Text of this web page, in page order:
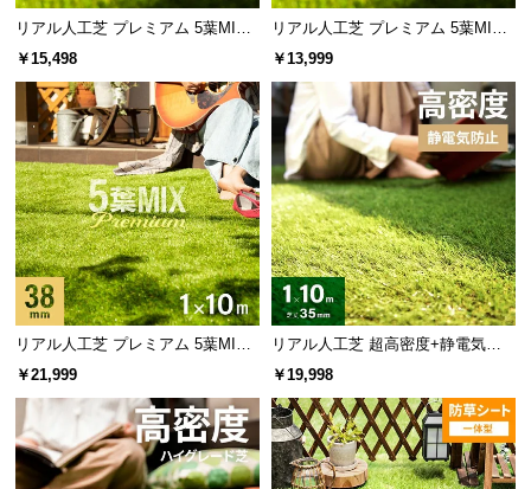
知
ら
せ
ブ
ロ
グ
企
業
情
リアル人工芝 プレミアム 5葉MI
X・質感をさらに追求 芝丈38mm 1
×5m 防草シート付
￥15,498
リアル人工芝 プレミアム 5葉MI
X・質感をさらに追求 芝丈38mm 1
￥13,999
リアル人工芝 プレミアム 5葉MI
X・質感をさらに追求 芝丈38mm 1
￥21,999
リアル人工芝 超高密度+静電気防
止 高耐久タイプ・質感追求 芝丈35
￥19,998